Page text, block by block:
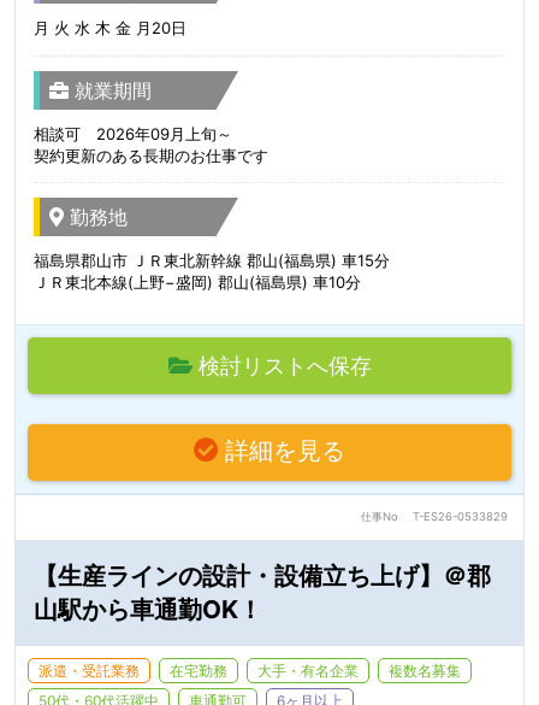
月 火 水 木 金 月20日
就業期間
相談可 2026年09月上旬～
契約更新のある長期のお仕事です
勤務地
福島県郡山市 ＪＲ東北新幹線 郡山(福島県) 車15分
ＪＲ東北本線(上野−盛岡) 郡山(福島県) 車10分
検討リストへ保存
詳細を見る
仕事No T-ES26-0533829
【生産ラインの設計・設備立ち上げ】＠郡
山駅から車通勤OK！
派遣・受託業務 在宅勤務 大手・有名企業
複数名募集
50代・60代活躍中
車通勤可 6ヶ月以上